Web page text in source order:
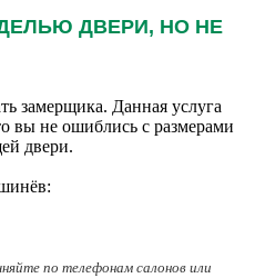
ДВЕРИ, НО НЕ
замерщика. Данная услуга
вы не ошиблись с размерами
двери.
по телефонам салонов или